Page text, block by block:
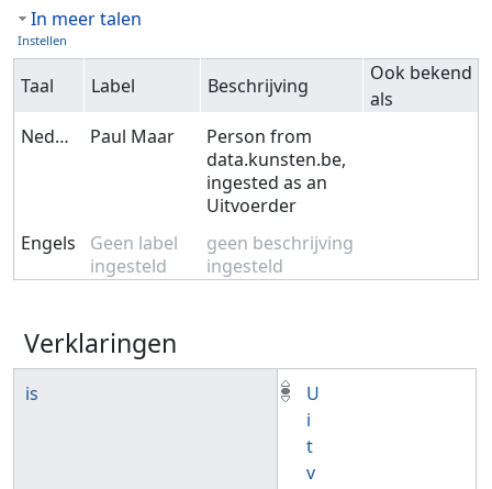
In meer talen
Instellen
Taal Label Beschrijving
Ook bekend
als
Nederlands
Paul Maar
Person from
data.kunsten.be,
ingested as an
Uitvoerder
Engels
Geen label
ingesteld
geen beschrijving
ingesteld
Verklaringen
is
U
i
t
v